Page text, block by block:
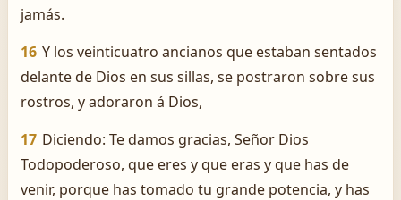
jamás.
16 Y los veinticuatro ancianos que estaban sentados
delante de Dios en sus sillas, se postraron sobre sus
rostros, y adoraron á Dios,
17 Diciendo: Te damos gracias, Señor Dios
Todopoderoso, que eres y que eras y que has de
venir, porque has tomado tu grande potencia, y has